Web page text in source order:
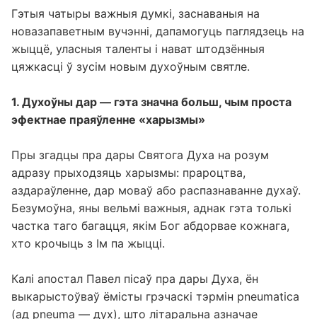
Гэтыя чатыры важныя думкі, заснаваныя на
новазапаветным вучэнні, дапамогуць паглядзець на
жыццё, уласныя таленты і нават штодзённыя
1. Духоўны дар — гэта значна больш, чым проста
Пры згадцы пра дары Святога Духа на розум
адразу прыходзяць харызмы: прароцтва,
аздараўленне, дар моваў або распазнаванне духаў.
Безумоўна, яны вельмі важныя, аднак гэта толькі
частка таго багацця, якім Бог абдорвае кожнага,
Калі апостал Павел пісаў пра дары Духа, ён
выкарыстоўваў ёмісты грэчаскі тэрмін pneumatica